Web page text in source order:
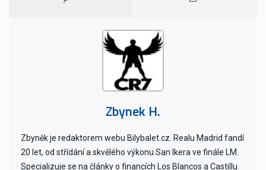
Zbynek H.
Zbyněk je redaktorem webu Bilybalet.cz. Realu Madrid fandí
20 let, od střídání a skvělého výkonu San Ikera ve finále LM.
Specializuje se na články o financích Los Blancos a Castillu.